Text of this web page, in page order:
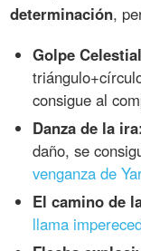
determinación,
Golpe
consigue al
Danza de la ira:
daño, se
venganza de
El camino de
llama